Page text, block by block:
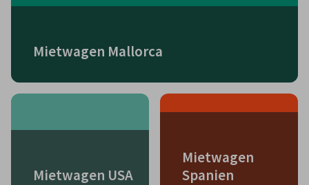
Mietwagen Mallorca
Mietwagen USA
Mietwagen
Spanien